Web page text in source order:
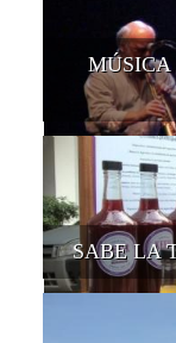
MÚSICA
SABE LA